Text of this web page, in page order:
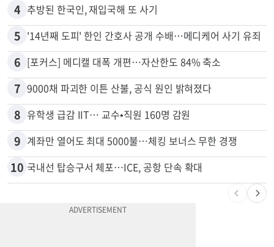
4 추방된 한국인, 재입국해 또 사기
5 '14년째 도피' 한인 간호사 공개 수배…메디케어 사기 유죄
6 [포커스] 메디캘 대폭 개편…자산한도 84% 축소
7 9000채 파괴한 이튼 산불, 공식 원인 밝혀졌다
8 유학생 급감 IIT… 교수•직원 160명 감원
9 계좌만 열어도 최대 5000불…체킹 보너스 무한 경쟁
10 국내선 탑승구서 체포…ICE, 공항 단속 확대